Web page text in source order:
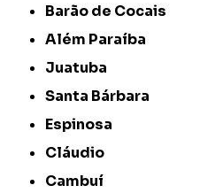
Barão de Cocais
Além Paraíba
Juatuba
Santa Bárbara
Espinosa
Cláudio
Cambuí